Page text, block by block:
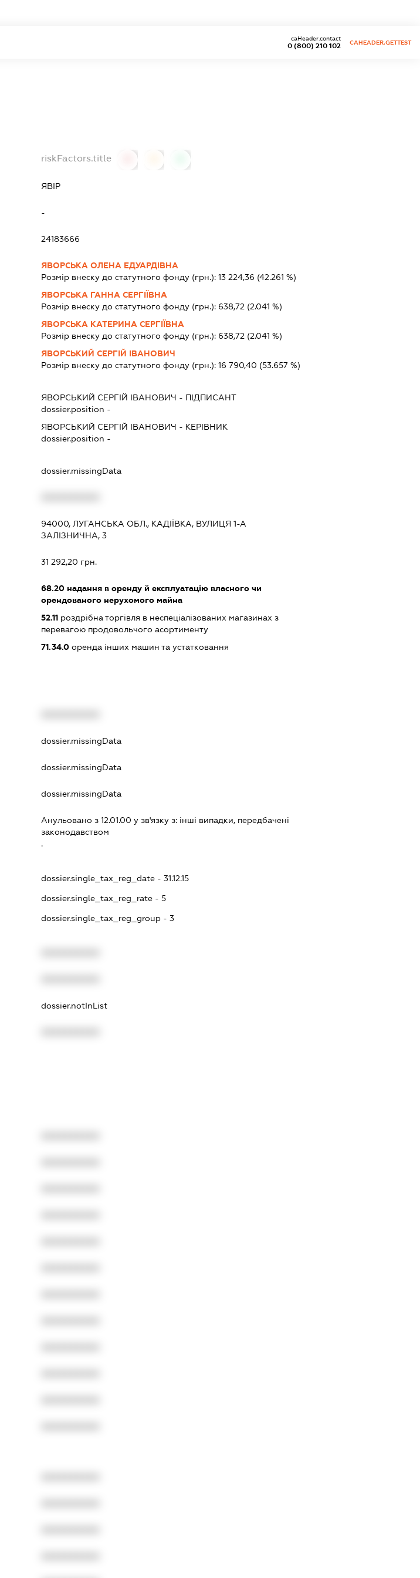
0 (800) 210 102
caHeader.contact
CAHEADER.GETTEST
riskFactors.title
ЯВІР
-
24183666
ЯВОРСЬКА ОЛЕНА ЕДУАРДІВНА
Розмір внеску до статутного фонду (грн.): 13 224,36 (42.261 %)
ЯВОРСЬКА ГАННА СЕРГІЇВНА
Розмір внеску до статутного фонду (грн.): 638,72 (2.041 %)
ЯВОРСЬКА КАТЕРИНА СЕРГІЇВНА
Розмір внеску до статутного фонду (грн.): 638,72 (2.041 %)
ЯВОРСЬКИЙ СЕРГІЙ ІВАНОВИЧ
Розмір внеску до статутного фонду (грн.): 16 790,40 (53.657 %)
ЯВОРСЬКИЙ СЕРГІЙ ІВАНОВИЧ - ПІДПИСАНТ
dossier.position -
ЯВОРСЬКИЙ СЕРГІЙ ІВАНОВИЧ - КЕРІВНИК
dossier.position -
dossier.missingData
94000, ЛУГАНСЬКА ОБЛ., КАДІЇВКА, ВУЛИЦЯ 1-А
ЗАЛІЗНИЧНА, 3
31 292,20 грн.
68.20надання в оренду й експлуатацію власного чи
орендованого нерухомого майна
52.11роздрібна торгівля в неспеціалізованих магазинах з
перевагою продовольчого асортименту
71.34.0оренда інших машин та устатковання
dossier.missingData
dossier.missingData
dossier.missingData
Анульовано з 12.01.00 у зв'язку з: iншi випадки, передбаченi
законодавством
.
dossier.single_tax_reg_date - 31.12.15
dossier.single_tax_reg_rate - 5
dossier.single_tax_reg_group - 3
dossier.notInList